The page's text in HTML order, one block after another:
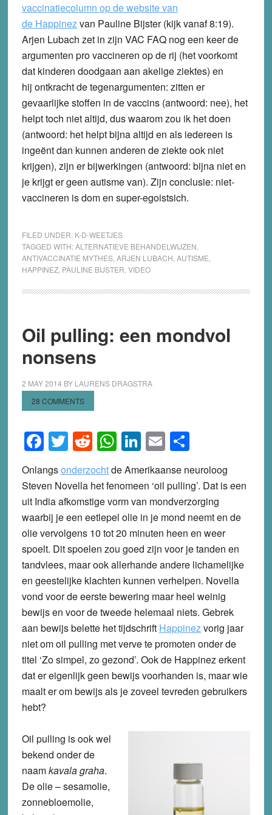
vaccinatiecolumn op de website van
de Happinezvan Pauline Bijster (kijk vanaf 8:19).
Arjen Lubach zet in zijn VAC FAQ nog een keer de
argumenten pro vaccineren op de rij (het voorkomt
dat kinderen doodgaan aan akelige ziektes) en
hij ontkracht de tegenargumenten: zitten er
gevaarlijke stoffen in de vaccins (antwoord: nee), het
helpt toch niet altijd, dus waarom zou ik het doen
(antwoord: het helpt bijna altijd en als iedereen is
ingeënt dan kunnen anderen de ziekte ook niet
krijgen), zijn er bijwerkingen (antwoord: bijna niet en
je krijgt er geen autisme van). Zijn conclusie: niet-
vaccineren is dom en super-egoistsich.
FILED UNDER: K-D-WEETJES
TAGGED WITH:ALTERNATIEVE BEHANDELWIJZEN,
ANTIVACCINATIE MYTHES,ARJEN LUBACH,AUTISME,
HAPPINEZ, PAULINE BIJSTER,VIDEO
Oil pulling: een mondvol
nonsens
2 MAY 2014 BY LAURENS DRAGSTRA
28 COMMENTS
Facebook
Twitter
Reddit
WhatsApp
LinkedIn
EmailShare
Onlangsonderzochtde Amerikaanse neuroloog
Steven Novella het fenomeen ‘oil pulling’. Dat is een
uit India afkomstige vorm van mondverzorging
waarbij je een eetlepel olie in je mond neemt en de
olie vervolgens 10 tot 20 minuten heen en weer
spoelt. Dit spoelen zou goed zijn voor je tanden en
tandvlees, maar ook allerhande andere lichamelijke
en geestelijke klachten kunnen verhelpen. Novella
vond voor de eerste bewering maar heel weinig
bewijs en voor de tweede helemaal niets. Gebrek
aan bewijs belette het tijdschrift Happinezvorig jaar
niet om oil pulling met verve te promoten onder de
titel ‘Zo simpel, zo gezond’. Ook de Happinez erkent
dat er eigenlijk geen bewijs voorhanden is, maar wie
maalt er om bewijs als je zoveel tevreden gebruikers
hebt?
Oil pulling is ook wel
bekend onder de
naamkavala graha.
De olie – sesamolie,
zonnebloemolie,